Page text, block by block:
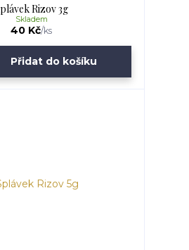
Rizov 3g
40 Kč/ks
Skladem
Přidat do košíku